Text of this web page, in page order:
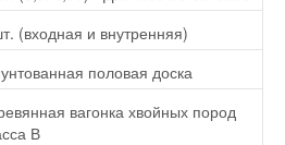
(входная и внутренняя)
половая доска
вагонка хвойных пород
В